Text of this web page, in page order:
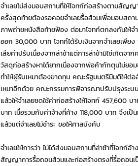
จำเลยไม่ส่งมอบสถานที่ให้โจทก์ก่อสร้างตามสัญ
ครั้งสุดท้ายต้องรอคอยจำเลยรื้อส้วมเพื่อมอบสถา
ภาพถ่ายหนังสือท้ายฟ้อง ต่อมาโจทก์ตกลงกันให้จำ
ออก 30,000 บาท โจทก์ได้รับเงินจากจำเลยเพีย
เสียค่าปรับเนื่องจากล่าช้าแต่การล่าช้ามิใช่เกิดจ
วัสดุก่อสร้างหาได้ยากเนื่องจากพ่อค้ากักตุนไม่ยอ
ทำให้ผู้รับเหมาต้องขาดทุน คณะรัฐมนตรีมีมติให้ต่
เหมาอีกด้วย คณะกรรมการพิจารณาปรับปรุงระบ
แล้วให้จำเลยชดใช้ค่าก่อสร้างให้โจทก์ 457,600
บาท เมื่อรวมกับค่าจ้างที่ค้าง 118,000 บาท จึงเป็
แล้วแต่จำเลยไม่ชำระ ขอให้ศาลบังคับ
จำเลยให้การว่า ไม่ได้ส่งมอบสถานที่ล่าช้าที่โจทก์อ้
สัญญาการรื้อถอนส้วมและก่อสร้างตรงที่รื้อถอนเ